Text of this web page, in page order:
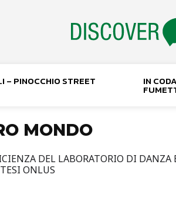
– PINOCCHIO STREET IN
MONDO
DEL LABORATORIO DI
ONLUS